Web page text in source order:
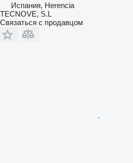
Испания, Herencia
TECNOVE, S.L
Связаться с продавцом